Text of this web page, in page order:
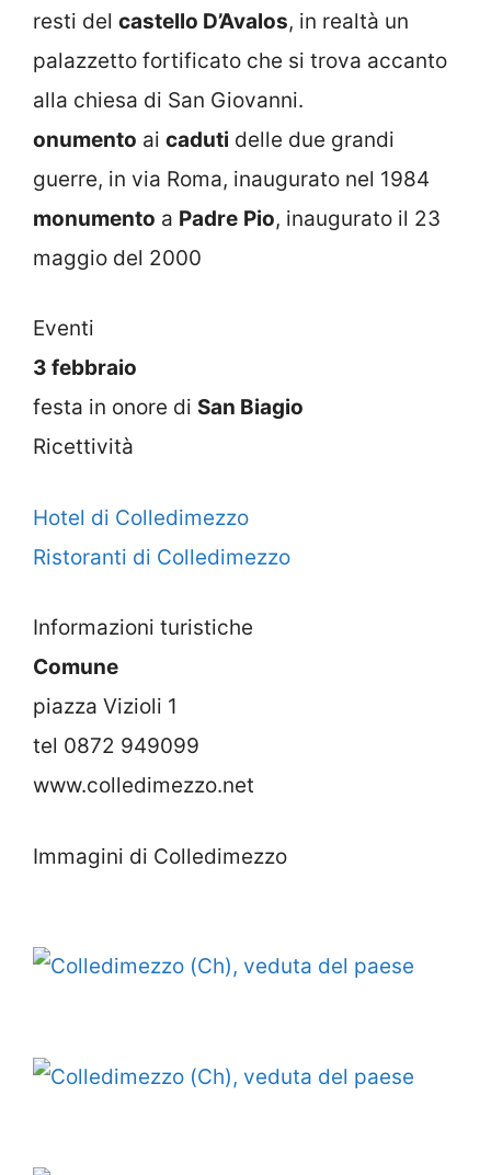
resti del castello D’Avalos, in realtà un
palazzetto fortificato che si trova accanto
alla chiesa di San Giovanni.
onumento ai caduti delle due grandi
guerre, in via Roma, inaugurato nel 1984
monumento a Padre Pio, inaugurato il 23
maggio del 2000
Eventi
3 febbraio
festa in onore di San Biagio
Ricettività
Hotel di Colledimezzo
Ristoranti di Colledimezzo
Informazioni turistiche
Comune
piazza Vizioli 1
tel 0872 949099
www.colledimezzo.net
Immagini di Colledimezzo